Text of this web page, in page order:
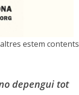
estem contents
depengui tot